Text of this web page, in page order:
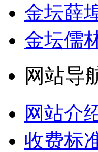
金坛薛
金坛儒
网站导
网站介
收费标